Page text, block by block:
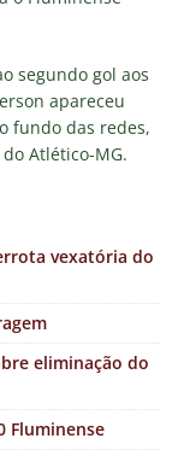
segundo gol aos
apareceu
fundo das redes,
Atlético-MG.
vexatória do
eliminação do
Fluminense